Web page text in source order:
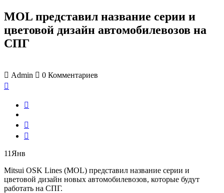
MOL представил название серии и
цветовой дизайн автомобилевозов на
СПГ
Admin 0 Комментариев
11 Янв
Mitsui OSK Lines (MOL) представил название серии и
цветовой дизайн новых автомобилевозов, которые будут
работать на СПГ.